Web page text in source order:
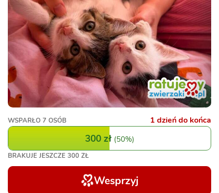
1 dzień do końca
WSPARŁO 7 OSÓB
300 zł (50%)
BRAKUJE JESZCZE 300 ZŁ
Wesprzyj